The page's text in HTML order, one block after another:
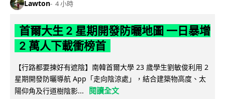
Lawton 4 小時
首爾大生 2 星期開發防曬地圖 一日暴增
2 萬人下載衝榜首
【行路都要揀好有遮陰】南韓首爾大學 23 歲學生劉敏俊利用 2
星期開發防曬導航 App「走向陰涼處」，結合建築物高度、太
陽仰角及行道樹陰影...
閱讀全文